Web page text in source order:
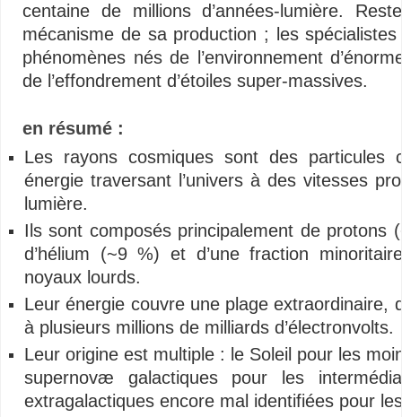
centaine de millions d’années-lumière.
mécanisme de sa production ; les
phénomènes nés de l’environnement
de l’effondrement d’étoiles super-massives.
en résumé :
Les rayons cosmiques sont des particules
énergie traversant l’univers à des vitesses
lumière.
Ils sont composés principalement de protons
d’hélium (~9 %) et d’une fraction
noyaux lourds.
Leur énergie couvre une plage extraordinaire,
à plusieurs millions de milliards d’électronvolts.
Leur origine est multiple : le Soleil pour les
supernovæ galactiques pour les
extragalactiques encore mal identifiées pour